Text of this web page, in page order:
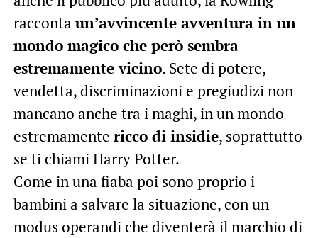
racconta un’avvincente avventura in un
mondo magico che però sembra
estremamente vicino. Sete di potere,
vendetta, discriminazioni e pregiudizi non
mancano anche tra i maghi, in un mondo
estremamente ricco di insidie, soprattutto
se ti chiami Harry Potter.
Come in una fiaba poi sono proprio i
bambini a salvare la situazione, con un
modus operandi che diventerà il marchio di